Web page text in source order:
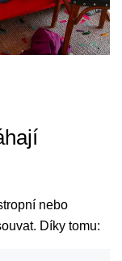
nebo
Díky tomu: